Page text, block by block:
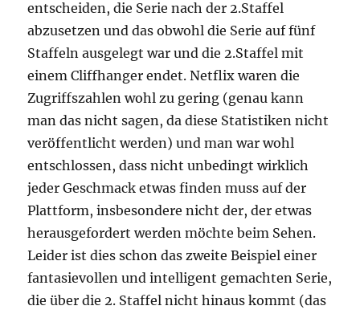
entscheiden, die Serie nach der 2.Staffel
abzusetzen und das obwohl die Serie auf fünf
Staffeln ausgelegt war und die 2.Staffel mit
einem Cliffhanger endet. Netflix waren die
Zugriffszahlen wohl zu gering (genau kann
man das nicht sagen, da diese Statistiken nicht
veröffentlicht werden) und man war wohl
entschlossen, dass nicht unbedingt wirklich
jeder Geschmack etwas finden muss auf der
Plattform, insbesondere nicht der, der etwas
herausgefordert werden möchte beim Sehen.
Leider ist dies schon das zweite Beispiel einer
fantasievollen und intelligent gemachten Serie,
die über die 2. Staffel nicht hinaus kommt (das